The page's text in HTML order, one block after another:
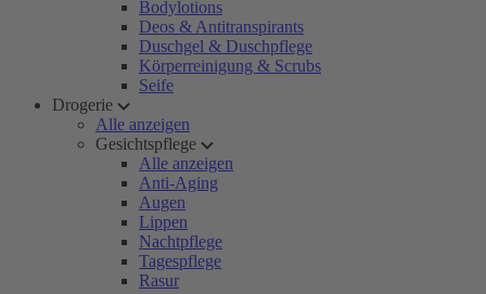
Bodylotions
Deos & Antitranspirants
Duschgel & Duschpflege
Körperreinigung & Scrubs
Seife
Drogerie
Alle anzeigen
Gesichtspflege
Alle anzeigen
Anti-Aging
Augen
Lippen
Nachtpflege
Tagespflege
Rasur